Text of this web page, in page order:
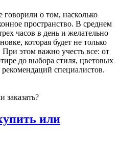
о том, насколько
пространство. В среднем
часов в день и желательно
которая будет не только
этом важно учесть все: от
до выбора стиля, цветовых
специалистов.
или